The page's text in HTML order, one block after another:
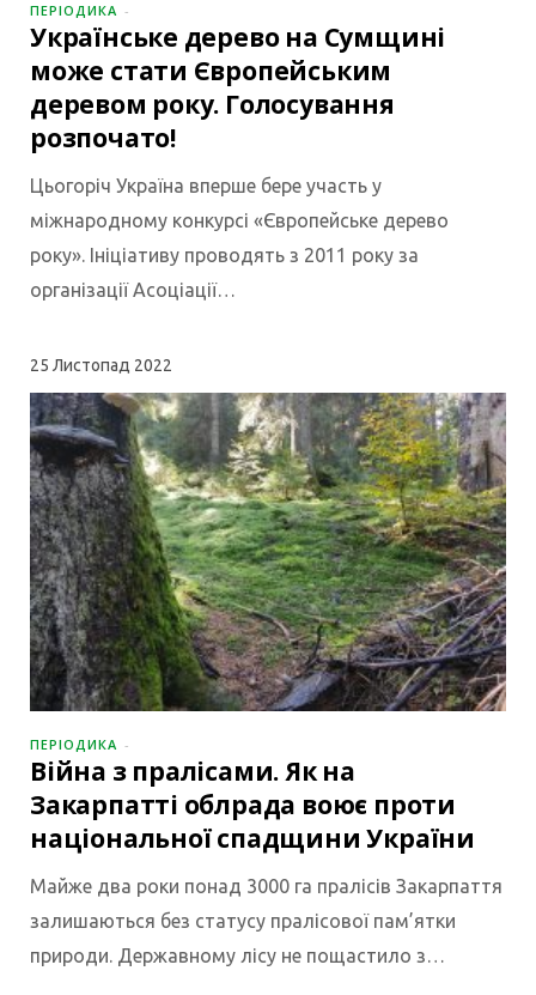
ПЕРІОДИКА
Українське дерево на Сумщині
може стати Європейським
деревом року. Голосування
розпочато!
Цьогоріч Україна вперше бере участь у
міжнародному конкурсі «Європейське дерево
року». Ініціативу проводять з 2011 року за
організації Асоціації…
25 Листопад 2022
ПЕРІОДИКА
Війна з пралісами. Як на
Закарпатті облрада воює проти
національної спадщини України
Майже два роки понад 3000 га пралісів Закарпаття
залишаються без статусу пралісової пам’ятки
природи. Державному лісу не пощастило з…